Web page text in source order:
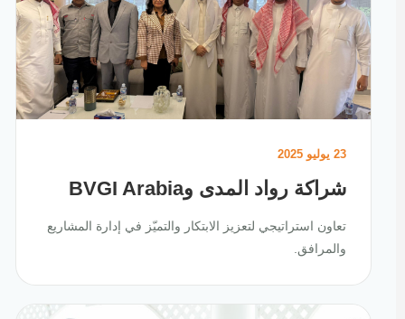
23 يوليو 2025
شراكة رواد المدى وBVGI Arabia
تعاون استراتيجي لتعزيز الابتكار والتميّز في إدارة المشاريع
والمرافق.